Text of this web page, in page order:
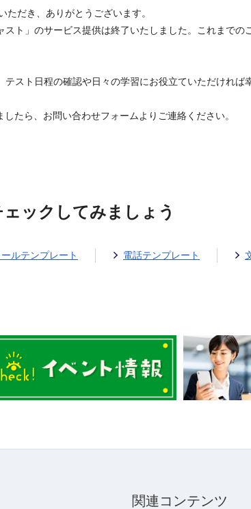
だき、ありがとうございます。
スト」のサービス提供は終了いたしました。これまで
テスト日程の確認や日々の学習にお役立ていただければ
たら、お問い合わせフォームよりご連絡ください。
ックしてみましょう
ールテンプレート 電話テンプレート
関連コンテンツ